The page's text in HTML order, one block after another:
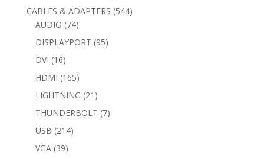
products
CABLES & ADAPTERS 544544
AUDIO 7474
products
DISPLAYPORT 9595
DVI 1616
products
HDMI 165165
products
LIGHTNING 21 21
products
THUNDERBOLT 77
USB 214214
VGA 3939